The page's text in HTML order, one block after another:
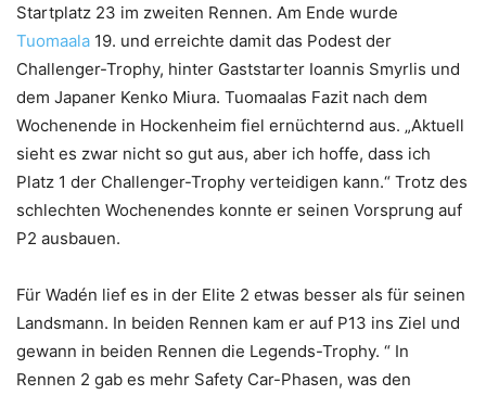
Startplatz 23 im zweiten Rennen. Am Ende wurde
Tuomaala 19. und erreichte damit das Podest der
Challenger-Trophy, hinter Gaststarter Ioannis Smyrlis und
dem Japaner Kenko Miura. Tuomaalas Fazit nach dem
Wochenende in Hockenheim fiel ernüchternd aus. „Aktuell
sieht es zwar nicht so gut aus, aber ich hoffe, dass ich
Platz 1 der Challenger-Trophy verteidigen kann.“ Trotz des
schlechten Wochenendes konnte er seinen Vorsprung auf
P2 ausbauen.
Für Wadén lief es in der Elite 2 etwas besser als für seinen
Landsmann. In beiden Rennen kam er auf P13 ins Ziel und
gewann in beiden Rennen die Legends-Trophy. “ In
Rennen 2 gab es mehr Safety Car-Phasen, was den